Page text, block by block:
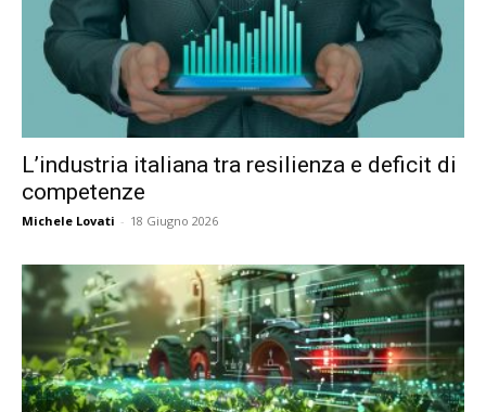
L’industria italiana tra resilienza e deficit di
competenze
Michele Lovati - 18 Giugno 2026